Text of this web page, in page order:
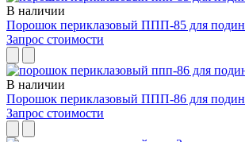
В наличии
Порошок периклазовый ППП-85 для подин
Запрос стоимости
В наличии
Порошок периклазовый ППП-86 для подин
Запрос стоимости